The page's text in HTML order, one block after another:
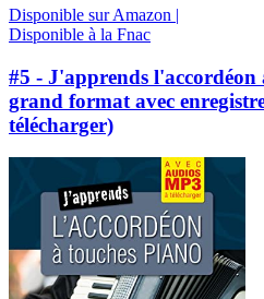
Disponible sur Amazon |
Disponible à la Fnac
#5 - J'apprends
grand format avec
télécharger)